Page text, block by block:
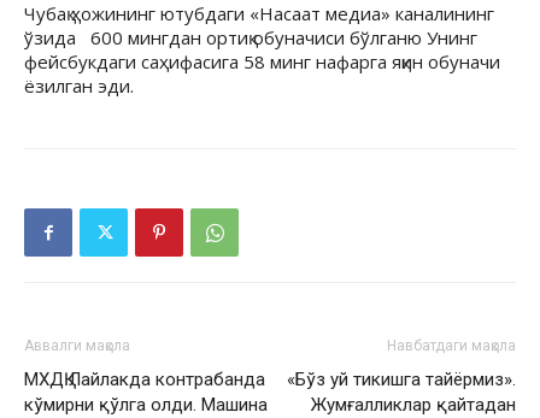
Чубақ ҳожининг ютубдаги «Насаат медиа» каналининг
ўзида 600 мингдан ортиқ обуначиси бўлганю Унинг
фейсбукдаги саҳифасига 58 минг нафарга яқин обуначи
ёзилган эди.
Аввалги мақола
МХДҚ Лайлакда контрабанда
кўмирни қўлга олди. Машина
Навбатдаги мақола
«Бўз уй тикишга тайёрмиз».
Жумғалликлар қайтадан